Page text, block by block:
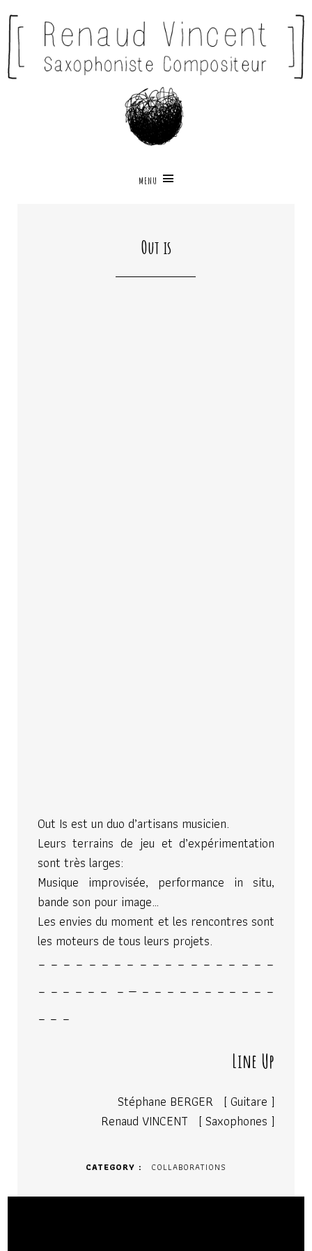
MENU
Out is
Out Is est un duo d’artisans musicien.
Leurs terrains de jeu et d’expérimentation
sont très larges:
Musique improvisée, performance in situ,
bande son pour image…
Les envies du moment et les rencontres sont
les moteurs de tous leurs projets.
– – – – – – – – – – – – – – – – – – –
– – – – – – – — – – – – – – – – – – –
– – –
Line Up
Stéphane BERGER [ Guitare ]
Renaud VINCENT [ Saxophones ]
CATEGORY COLLABORATIONS